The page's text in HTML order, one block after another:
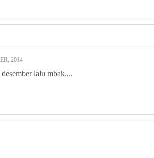
2014
lalu mbak....